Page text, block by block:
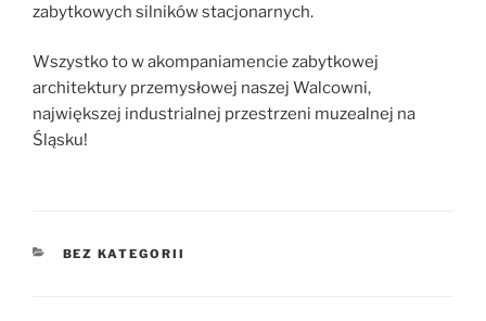
zabytkowych silników stacjonarnych.
Wszystko to w akompaniamencie zabytkowej
architektury przemysłowej naszej Walcowni,
największej industrialnej przestrzeni muzealnej na
Śląsku!
KATEGORIE
BEZ KATEGORII